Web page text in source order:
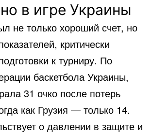
в игре Украины
не только хороший счет, но
критически
к турниру. По
баскетбола Украины,
31 очко после потерь
как Грузия — только 14.
о давлении в защите и